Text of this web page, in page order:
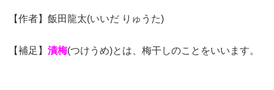
【作者】飯田龍太(いいだ りゅうた)
【補足】漬梅(つけうめ)とは、梅干しのことをいいます。